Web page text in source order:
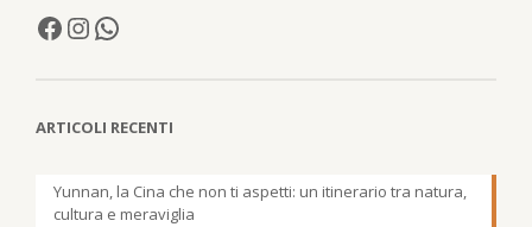
ARTICOLI RECENTI
Yunnan, la Cina che non ti aspetti: un itinerario tra natura,
cultura e meraviglia